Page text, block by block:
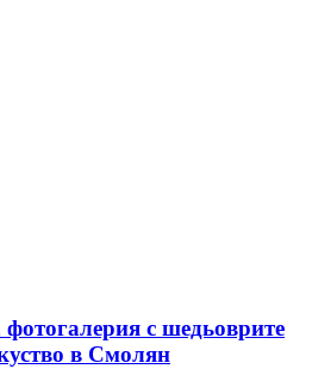
с шедьоврите
в Смолян